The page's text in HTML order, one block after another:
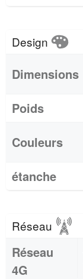
Design
Dimensions
Poids
Couleurs
étanche
Réseau
Réseau
4G